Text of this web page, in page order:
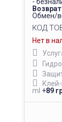
Возврат
Обмен/
КОД
Нет в
ml +89